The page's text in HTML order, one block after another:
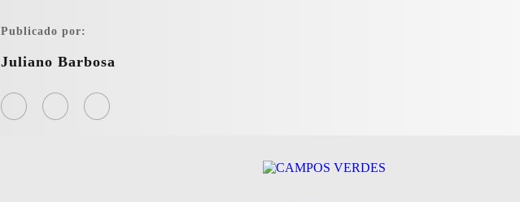
Publicado por:
Juliano Barbosa